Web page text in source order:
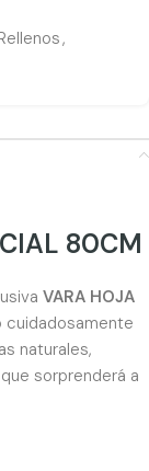
,
80CM
VARA HOJA
cuidadosamente
naturales,
sorprenderá a